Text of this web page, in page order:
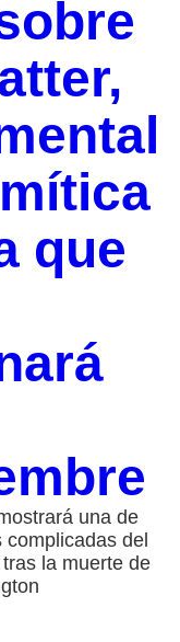
que
una de
complicadas del
la muerte de